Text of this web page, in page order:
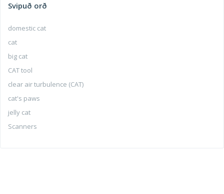
Svipuð orð
domestic cat
cat
big cat
CAT tool
clear air turbulence (CAT)
cat's paws
jelly cat
Scanners